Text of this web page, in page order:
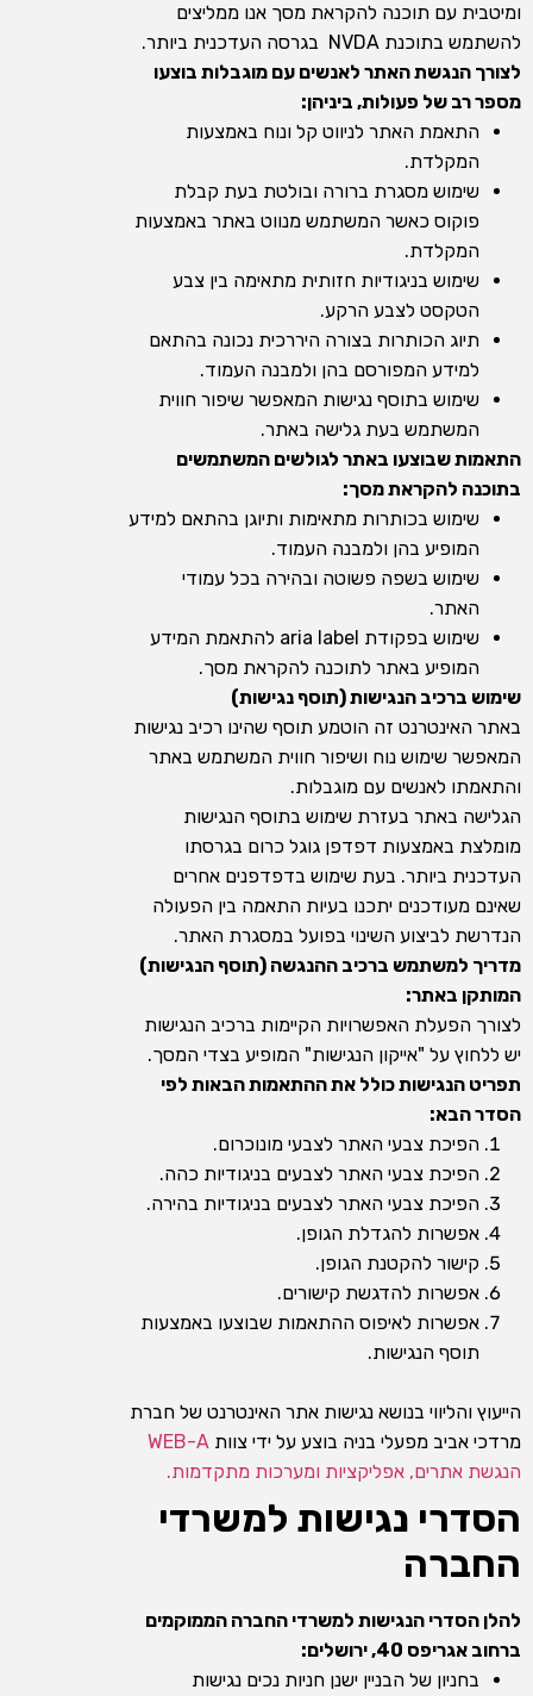
ומיטבית עם תוכנה להקראת מסך אנו ממליצים
להשתמש בתוכנת NVDA בגרסה העדכנית ביותר.
לצורך הנגשת האתר לאנשים עם מוגבלות בוצעו
מספר רב של פעולות, ביניהן:
התאמת האתר לניווט קל ונוח באמצעות
המקלדת.
שימוש מסגרת ברורה ובולטת בעת קבלת
פוקוס כאשר המשתמש מנווט באתר באמצעות
המקלדת.
שימוש בניגודיות חזותית מתאימה בין צבע
הטקסט לצבע הרקע.
תיוג הכותרות בצורה היררכית נכונה בהתאם
למידע המפורסם בהן ולמבנה העמוד.
שימוש בתוסף נגישות המאפשר שיפור חווית
המשתמש בעת גלישה באתר.
התאמות שבוצעו באתר לגולשים המשתמשים
בתוכנה להקראת מסך:
שימוש בכותרות מתאימות ותיוגן בהתאם למידע
המופיע בהן ולמבנה העמוד.
שימוש בשפה פשוטה ובהירה בכל עמודי
האתר.
שימוש בפקודת aria label להתאמת המידע
המופיע באתר לתוכנה להקראת מסך.
שימוש ברכיב הנגישות (תוסף נגישות)
באתר האינטרנט זה הוטמע תוסף שהינו רכיב נגישות
המאפשר שימוש נוח ושיפור חווית המשתמש באתר
והתאמתו לאנשים עם מוגבלות.
הגלישה באתר בעזרת שימוש בתוסף הנגישות
מומלצת באמצעות דפדפן גוגל כרום בגרסתו
העדכנית ביותר. בעת שימוש בדפדפנים אחרים
שאינם מעודכנים יתכנו בעיות התאמה בין הפעולה
הנדרשת לביצוע השינוי בפועל במסגרת האתר.
מדריך למשתמש ברכיב ההנגשה (תוסף הנגישות)
המותקן באתר:
לצורך הפעלת האפשרויות הקיימות ברכיב הנגישות
יש ללחוץ על "אייקון הנגישות" המופיע בצדי המסך.
תפריט הנגישות כולל את ההתאמות הבאות לפי
הסדר הבא:
הפיכת צבעי האתר לצבעי מונוכרום.
הפיכת צבעי האתר לצבעים בניגודיות כהה.
הפיכת צבעי האתר לצבעים בניגודיות בהירה.
אפשרות להגדלת הגופן.
קישור להקטנת הגופן.
אפשרות להדגשת קישורים.
אפשרות לאיפוס ההתאמות שבוצעו באמצעות
תוסף הנגישות.
הייעוץ והליווי בנושא נגישות אתר האינטרנט של חברת
מרדכי אביב מפעלי בניה בוצע על ידי צוות WEB-A
הנגשת אתרים, אפליקציות ומערכות מתקדמות.
הסדרי נגישות למשרדי
החברה
להלן הסדרי הנגישות למשרדי החברה הממוקמים
ברחוב אגריפס 40, ירושלים:
בחניון של הבניין ישנן חניות נכים נגישות